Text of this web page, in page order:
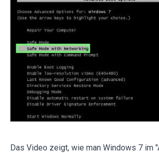
Das Video zeigt, wie man Windows 7 im